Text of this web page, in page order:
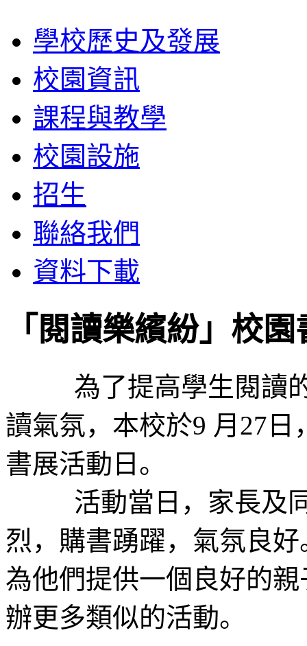
學校歷史及發展
校園資訊
課程與教學
校園設施
招生
聯絡我們
資料下載
「閱讀樂繽紛」校
為了提高學生閱讀的
讀氣氛，本校於9 月27
書展活動日。
活動當日，家長及同
烈，購書踴躍，氣氛良
為他們提供一個良好的
辦更多類似的活動。